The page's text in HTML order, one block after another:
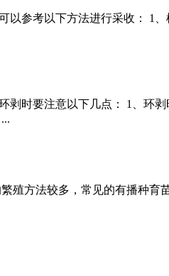
以参考以下方法进行采收： 1
剥时要注意以下几点： 1、
殖方法较多，常见的有播种